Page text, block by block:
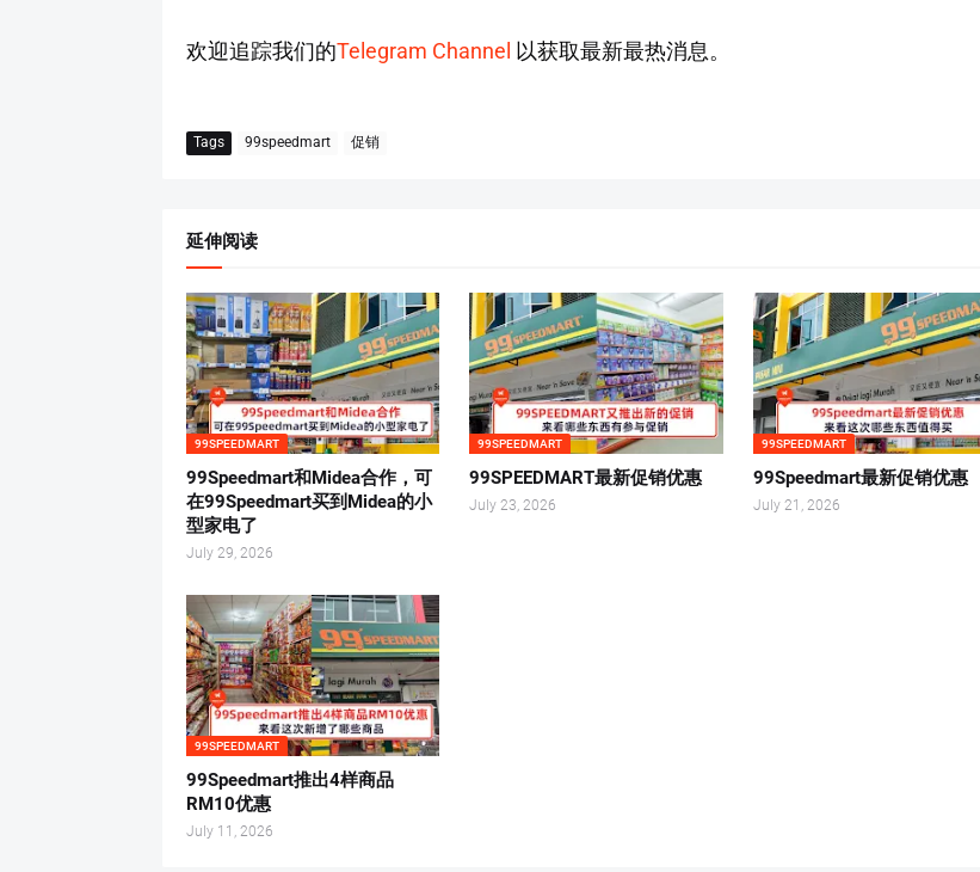
欢迎追踪我们的Telegram Channel 以获取最新最热消息。
Tags 99speedmart 促销
延伸阅读
99SPEEDMART
99Speedmart和Midea合作，可
在99Speedmart买到Midea的小
型家电了
July 29, 2026
99SPEEDMART
99SPEEDMART最新促销优惠
July 23, 2026
99SPEEDMART
99Speedmart最新促销优惠
July 21, 2026
99SPEEDMART
99Speedmart推出4样商品
RM10优惠
July 11, 2026